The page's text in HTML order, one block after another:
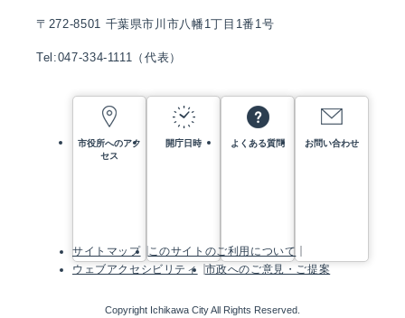
〒272-8501 千葉県市川市八幡1丁目1番1号
Tel:047-334-1111（代表）
市役所へのアク
セス
開庁日時 よくある質問 お問い合わせ
サイトマップ
このサイトのご利用について
ウェブアクセシビリティ
市政へのご意見・ご提案
Copyright Ichikawa City All Rights Reserved.